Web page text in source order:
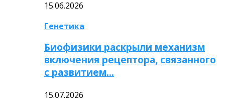
15.06.2026
Генетика
Биофизики раскрыли механизм
включения рецептора, связанного
с развитием…
15.07.2026